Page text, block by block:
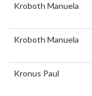
Kroboth Manuela
Kroboth Manuela
Kronus Paul